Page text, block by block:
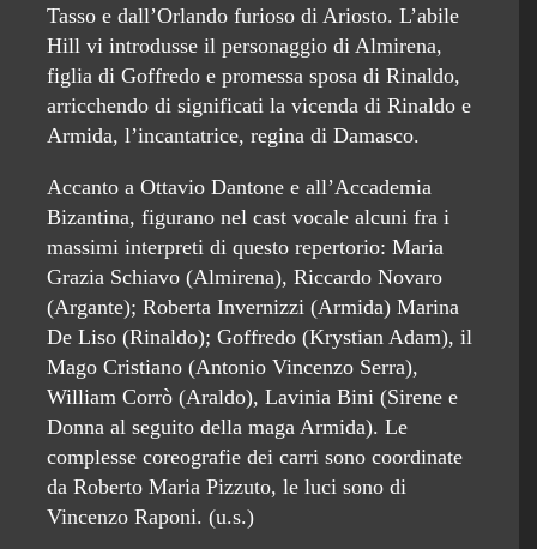
Tasso e dall’Orlando furioso di Ariosto. L’abile
Hill vi introdusse il personaggio di Almirena,
figlia di Goffredo e promessa sposa di Rinaldo,
arricchendo di significati la vicenda di Rinaldo e
Armida, l’incantatrice, regina di Damasco.
Accanto a Ottavio Dantone e all’Accademia
Bizantina, figurano nel cast vocale alcuni fra i
massimi interpreti di questo repertorio: Maria
Grazia Schiavo (Almirena), Riccardo Novaro
(Argante); Roberta Invernizzi (Armida) Marina
De Liso (Rinaldo); Goffredo (Krystian Adam), il
Mago Cristiano (Antonio Vincenzo Serra),
William Corrò (Araldo), Lavinia Bini (Sirene e
Donna al seguito della maga Armida). Le
complesse coreografie dei carri sono coordinate
da Roberto Maria Pizzuto, le luci sono di
Vincenzo Raponi. (u.s.)